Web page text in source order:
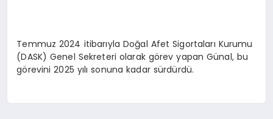
Temmuz 2024 itibarıyla Doğal Afet Sigortaları Kurumu
(DASK) Genel Sekreteri olarak görev yapan Günal, bu
görevini 2025 yılı sonuna kadar sürdürdü.